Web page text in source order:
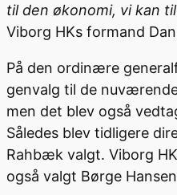
til den økonomi, vi kan
Viborg HKs formand
På den ordinære
genvalg til de
men det blev også
Således blev tidligere
Rahbæk valgt. Viborg
også valgt Børge